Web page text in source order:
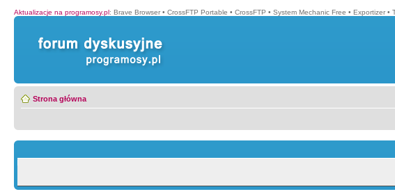
Aktualizacje na programosy.pl: Brave Browser • CrossFTP Portable • CrossFTP • System Mechanic Free • Exportizer •
Strona główna